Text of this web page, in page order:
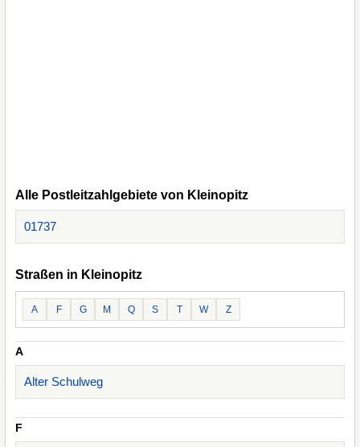
Alle Postleitzahlgebiete von Kleinopitz
01737
Straßen in Kleinopitz
A F G M Q S T W Z
A
Alter Schulweg
F